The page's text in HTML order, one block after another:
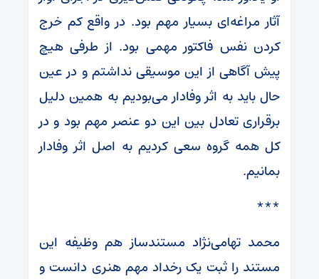
آثار مراغه‌ای بسیار مهم بود. در واقع کم خرج
کردن نفس فاکتور مهمی بود. از طرفی هیچ
پیش آگاهی از این موسیقی نداشتم و در عین
حال باید به اثر وفادار می‌بودیم به همین دلیل
برقراری تعادل بین این دو عنصر مهم بود و در
کل همه گروه سعی کردیم به اصل اثر وفادار
بمانیم.
***
محمد تهامی‌نژاد مستندساز هم وظیفه این
مستند را ثبت یک رخداد مهم هنری دانست و